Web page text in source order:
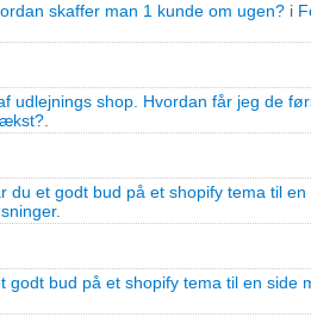
skaffer man 1 kunde om ugen? i
udlejnings shop. Hvordan får jeg de
du et godt bud på et shopify tema til
.
godt bud på et shopify tema til en side